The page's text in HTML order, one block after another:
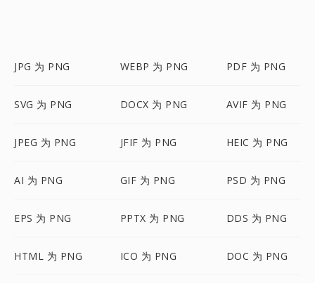
JPG 为 PNG WEBP 为 PNG PDF 为 PNG
SVG 为 PNG DOCX 为 PNG AVIF 为 PNG
JPEG 为 PNG JFIF 为 PNG HEIC 为 PNG
AI 为 PNG GIF 为 PNG PSD 为 PNG
EPS 为 PNG PPTX 为 PNG DDS 为 PNG
HTML 为 PNG ICO 为 PNG DOC 为 PNG